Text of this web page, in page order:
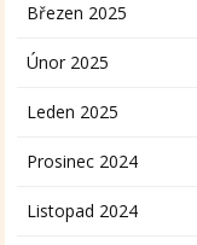
Březen 2025
Únor 2025
Leden 2025
Prosinec 2024
Listopad 2024